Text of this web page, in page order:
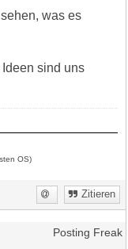
was es
sind uns
OS)
Zitieren
Posting Freak